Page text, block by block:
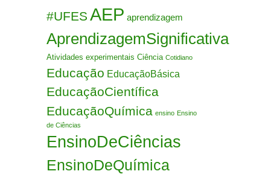
#UFES AEP aprendizagem
AprendizagemSignificativa
Atividades experimentais Ciência Cotidiano
Educação EducaçãoBásica
EducaçãoCientífica
EducaçãoQuímica ensino Ensino
de Ciências
EnsinoDeCiências
EnsinoDeQuímica